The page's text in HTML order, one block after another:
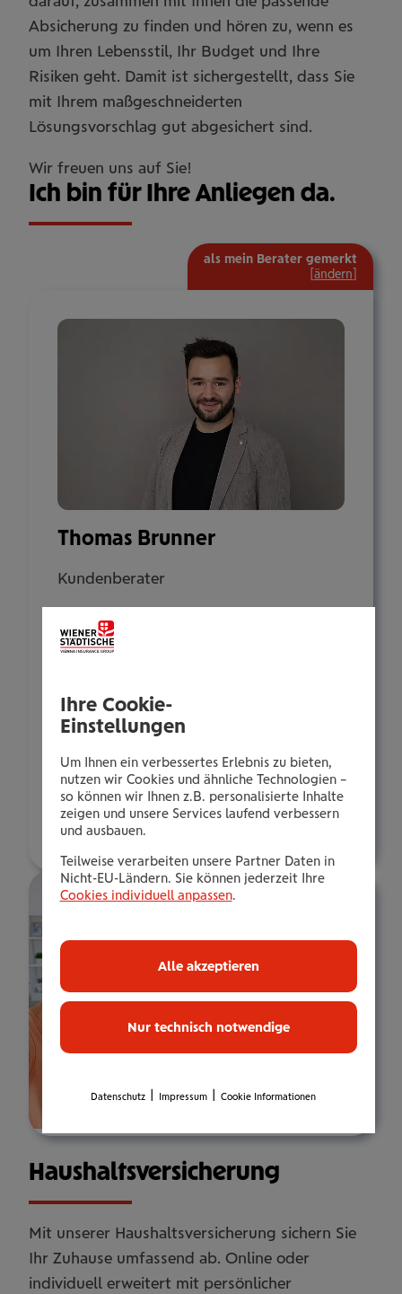
Absicherung zu finden und hören zu, wenn es
um Ihren Lebensstil, Ihr Budget und Ihre
Risiken geht. Damit ist sichergestellt, dass Sie
mit Ihrem maßgeschneiderten
Lösungsvorschlag gut abgesichert sind.
Wir freuen uns auf Sie!
Ich bin für Ihre Anliegen da.
Thomas Brunner
Kundenberater
Bahnhofsplatz 7
5640 Bad Gastein
Tel.:
+435035061797
Mobil:
+436646013961797
E-Mail:
t.brunner@wienerstaedtische.at
als mein Berater gemerkt
ändern
Haus­halts­ver­si­che­rung
Mit unserer Haushaltsversicherung sichern Sie
Ihr Zuhause umfassend ab. Online oder
individuell erweitert mit persönlicher
Ihre Cookie-
Einstellungen
Um Ihnen ein verbessertes Erlebnis zu bieten,
nutzen wir Cookies und ähnliche Technologien –
so können wir Ihnen z.B. personalisierte Inhalte
zeigen und unsere Services laufend verbessern
und ausbauen.
Teilweise verarbeiten unsere Partner Daten in
Nicht-EU-Ländern. Sie können jederzeit Ihre
Cookies individuell anpassen.
Nur technisch notwendige
Alle akzeptieren
Datenschutz Impressum Cookie Informationen